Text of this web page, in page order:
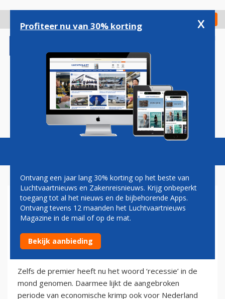
gaan
Check in
Magazine Podcasts Vacatures
JOHN JANSEN: DE TERING
NAAR DE NERING ZETTEN
22 december 2008
Zelfs de premier heeft nu het woord ‘recessie’ in de
mond genomen. Daarmee lijkt de aangebroken
periode van economische krimp ook voor Nederland
Profiteer nu van 30% korting x
Ontvang een jaar lang 30% korting op het beste van
Luchtvaartnieuws en Zakenreisnieuws. Krijg onbeperkt
toegang tot al het nieuws en de bijbehorende Apps.
Ontvang tevens 12 maanden het Luchtvaartnieuws
Magazine in de mail of op de mat.
Bekijk aanbieding